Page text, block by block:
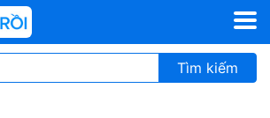
Tìm kiếm